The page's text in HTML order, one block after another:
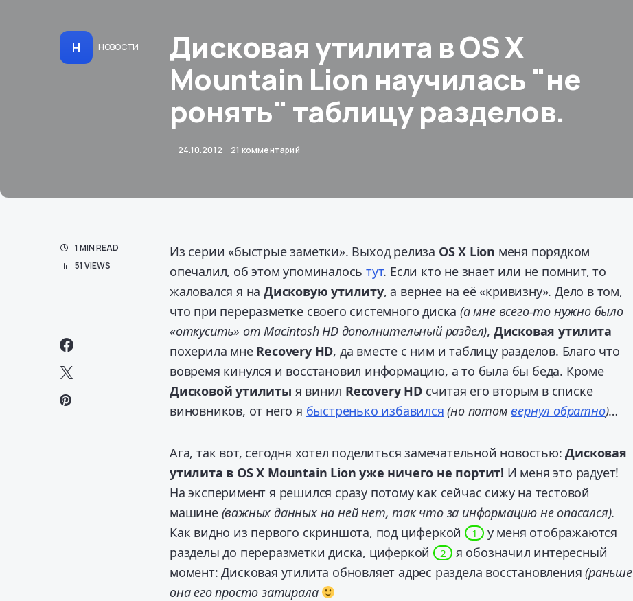
Н НОВОСТИ
Дисковая утилита в OS X
Mountain Lion научилась "не
ронять" таблицу разделов.
24.10.2012 21 комментарий
1 MIN READ
51 VIEWS
Из серии «быстрые заметки». Выход релиза OS X Lion меня порядком
опечалил, об этом упоминалось тут. Если кто не знает или не помнит, то
жаловался я наДисковую утилиту, а вернее на её «кривизну». Дело в том,
что при переразметке своего системного диска (а мне всего-то нужно было
«откусить» от Macintosh HD дополнительный раздел), Дисковая утилита
похерила мне Recovery HD, да вместе с ним и таблицу разделов. Благо что
вовремя кинулся и восстановил информацию, а то была бы беда. Кроме
Дисковой утилиты я винил Recovery HDсчитая его вторым в списке
виновников, от него я быстренько избавился (но потом вернул обратно)…
Ага, так вот, сегодня хотел поделиться замечательной новостью:Дисковая
утилита в OS X Mountain Lion уже ничего не портит! И меня это радует!
На эксперимент я решился сразу потому как сейчас сижу на тестовой
машине (важных данных на ней нет, так что за информацию не опасался).
Как видно из первого скриншота, под циферкой
1
у меня отображаются
разделы до переразметки диска, циферкой
2
я обозначил интересный
момент:Дисковая утилита обновляет адрес раздела восстановления (раньше
она его просто затирала